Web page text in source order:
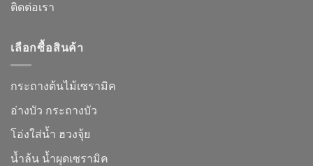
ติดต่อเรา
เลือกซื้อสินค้า
กระถางต้นไม้เซรามิค
อ่างบัว กระถางบัว
โอ่งใส่น้ำ ฮวงจุ้ย
น้ำล้น น้ำผุดเซรามิค